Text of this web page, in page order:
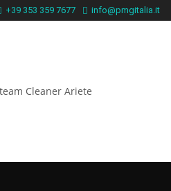
+39 353 359 7677 info@pmgitalia.it